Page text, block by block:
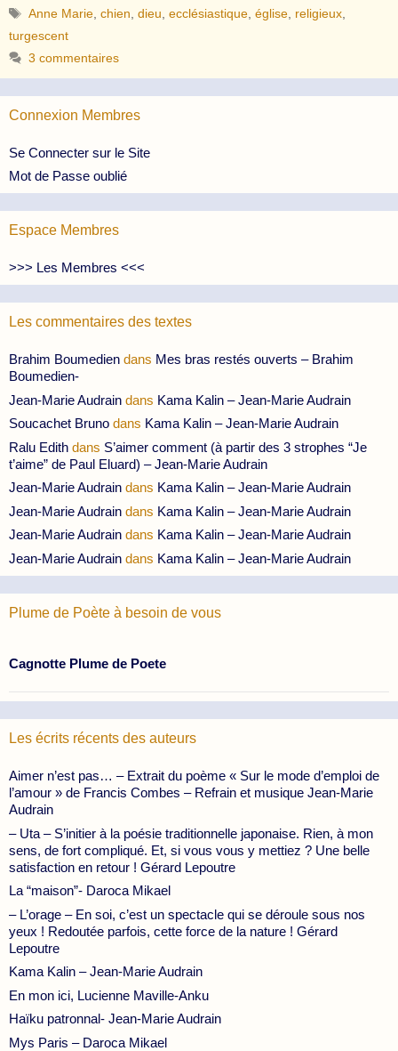
Étiquettes
Anne Marie ,chien ,dieu ,ecclésiastique ,église religieux
turgescent
3 commentaires
Connexion Membres
Se Connecter sur le Site
Mot de Passe oublié
Espace Membres
>>> Les Membres <<<
Les commentaires des textes
Brahim Boumedien dans Mes bras restés ouverts – Brahim
Boumedien-
Jean-Marie Audrain dans Kama Kalin – Jean-Marie Audrain
Soucachet Bruno dans Kama Kalin – Jean-Marie Audrain
Ralu Edith dans S’aimer comment (à partir des 3 strophes “Je
t’aime” de Paul Eluard) – Jean-Marie Audrain
Jean-Marie Audrain dans Kama Kalin – Jean-Marie Audrain
Jean-Marie Audrain dans Kama Kalin – Jean-Marie Audrain
Jean-Marie Audrain dans Kama Kalin – Jean-Marie Audrain
Jean-Marie Audrain dans Kama Kalin – Jean-Marie Audrain
Plume de Poète à besoin de vous
Cagnotte Plume de Poete
Les écrits récents des auteurs
Aimer n’est pas… – Extrait du poème « Sur le mode d’emploi de
l’amour » de Francis Combes – Refrain et musique Jean-Marie
Audrain
– Uta – S’initier à la poésie traditionnelle japonaise. Rien, à mon
sens, de fort compliqué. Et, si vous vous y mettiez ? Une belle
satisfaction en retour ! Gérard Lepoutre
La “maison”- Daroca Mikael
– L’orage – En soi, c’est un spectacle qui se déroule sous nos
yeux ! Redoutée parfois, cette force de la nature ! Gérard
Lepoutre
Kama Kalin – Jean-Marie Audrain
En mon ici, Lucienne Maville-Anku
Haïku patronnal- Jean-Marie Audrain
Mys Paris – Daroca Mikael